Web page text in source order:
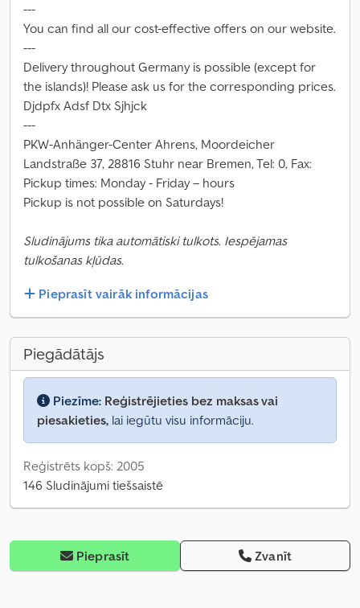
---
You can find all our cost-effective offers on our website.
---
Delivery throughout Germany is possible (except for
the islands)! Please ask us for the corresponding prices.
Djdpfx Adsf Dtx Sjhjck
---
PKW-Anhänger-Center Ahrens, Moordeicher
Landstraße 37, 28816 Stuhr near Bremen, Tel: 0, Fax:
Pickup times: Monday - Friday – hours
Pickup is not possible on Saturdays!
Sludinājums tika automātiski tulkots. Iespējamas
tulkošanas kļūdas.
Pieprasīt vairāk informācijas
Piegādātājs
Piezīme: Reģistrējieties bez maksas vai
piesakieties, lai iegūtu visu informāciju.
Reģistrēts kopš: 2005
146 Sludinājumi tiešsaistē
Pieprasīt Zvanīt